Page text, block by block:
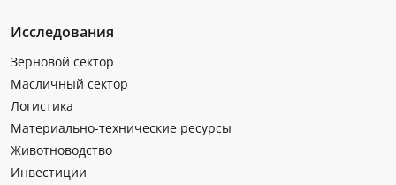
Исследования
Зерновой сектор
Масличный сектор
Логистика
Материально-технические ресурсы
Животноводство
Инвестиции